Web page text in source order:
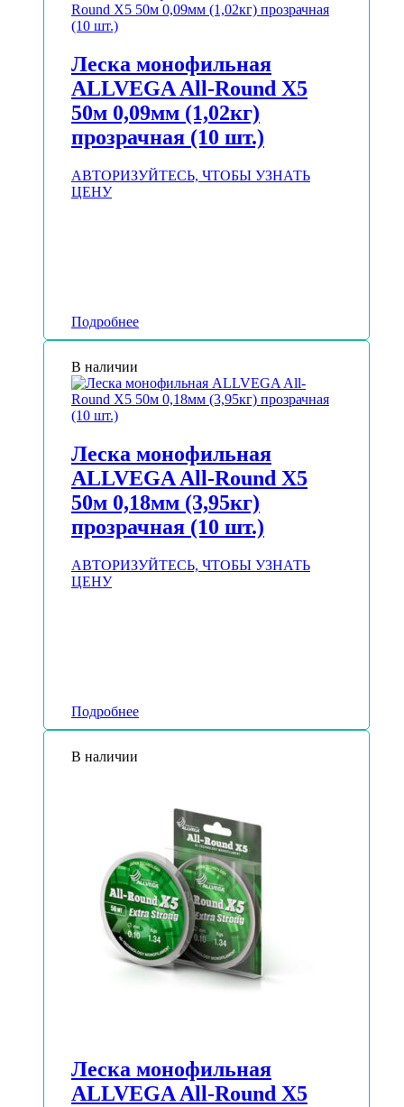
Леска монофильная
ALLVEGA All-Round Х5
50м 0,09мм (1,02кг)
прозрачная (10 шт.)
АВТОРИЗУЙТЕСЬ, ЧТОБЫ УЗНАТЬ
ЦЕНУ
Подробнее
В наличии
Леска монофильная
ALLVEGA All-Round Х5
50м 0,18мм (3,95кг)
прозрачная (10 шт.)
АВТОРИЗУЙТЕСЬ, ЧТОБЫ УЗНАТЬ
ЦЕНУ
Подробнее
В наличии
Леска монофильная
ALLVEGA All-Round Х5